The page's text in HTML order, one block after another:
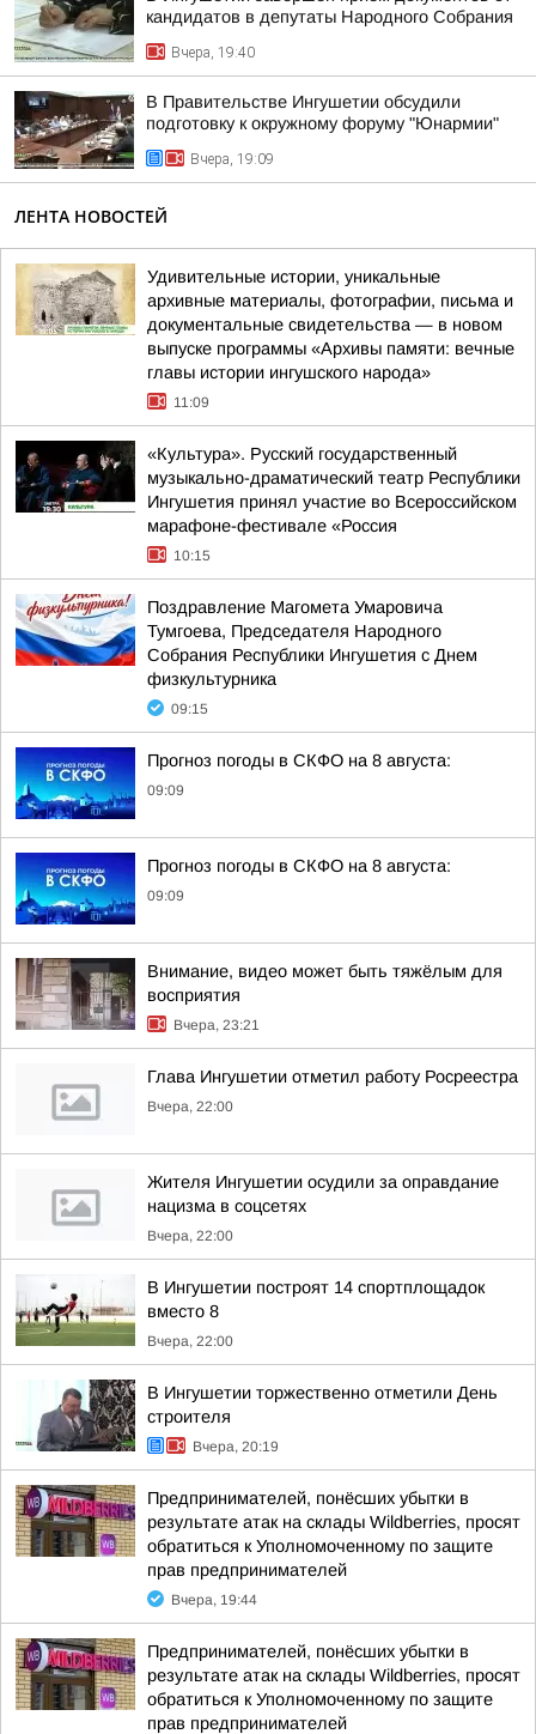
кандидатов в депутаты Народного Собрания
Вчера, 19:40
В Правительстве Ингушетии обсудили
подготовку к окружному форуму "Юнармии"
Вчера, 19:09
ЛЕНТА НОВОСТЕЙ
Удивительные истории, уникальные
архивные материалы, фотографии, письма и
документальные свидетельства — в новом
выпуске программы «Архивы памяти: вечные
главы истории ингушского народа»
11:09
«Культура». Русский государственный
музыкально-драматический театр Республики
Ингушетия принял участие во Всероссийском
марафоне-фестивале «Россия
10:15
Поздравление Магомета Умаровича
Тумгоева, Председателя Народного
Собрания Республики Ингушетия с Днем
физкультурника
09:15
Прогноз погоды в СКФО на 8 августа:
09:09
Прогноз погоды в СКФО на 8 августа:
09:09
Внимание, видео может быть тяжёлым для
восприятия
Вчера, 23:21
Глава Ингушетии отметил работу Росреестра
Вчера, 22:00
Жителя Ингушетии осудили за оправдание
нацизма в соцсетях
Вчера, 22:00
В Ингушетии построят 14 спортплощадок
вместо 8
Вчера, 22:00
В Ингушетии торжественно отметили День
строителя
Вчера, 20:19
Предпринимателей, понёсших убытки в
результате атак на склады Wildberries, просят
обратиться к Уполномоченному по защите
прав предпринимателей
Вчера, 19:44
Предпринимателей, понёсших убытки в
результате атак на склады Wildberries, просят
обратиться к Уполномоченному по защите
прав предпринимателей